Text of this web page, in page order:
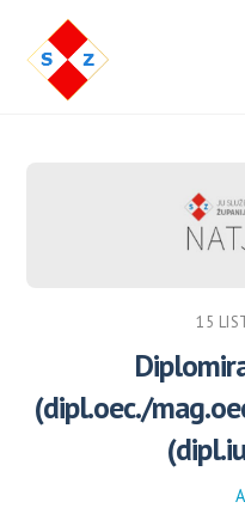
15
(dipl.oec./